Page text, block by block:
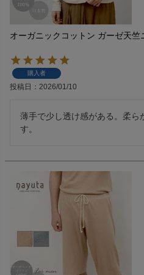
オーガニックコットン ガーゼ天竺
購入者
投稿日 2026/01/10
薄手で少し透け感がある。柔ら
す。